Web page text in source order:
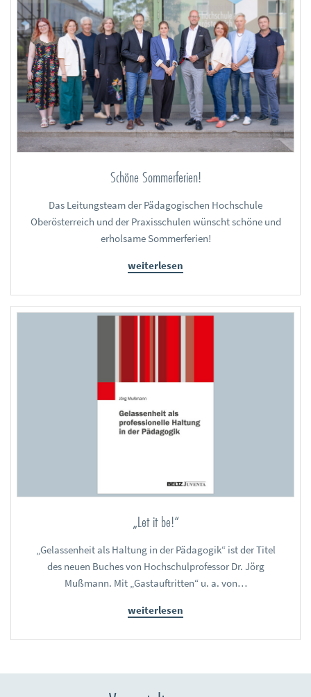
Schöne Sommerferien!
Das Leitungsteam der Pädagogischen Hochschule
Oberösterreich und der Praxisschulen wünscht schöne und
erholsame Sommerferien!
weiterlesen
„Let it be!“
„Gelassenheit als Haltung in der Pädagogik“ ist der Titel
des neuen Buches von Hochschulprofessor Dr. Jörg
Mußmann. Mit „Gastauftritten“ u. a. von…
weiterlesen